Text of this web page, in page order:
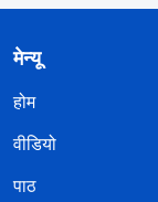
मेन्यू
होम
वीडियो
पाठ